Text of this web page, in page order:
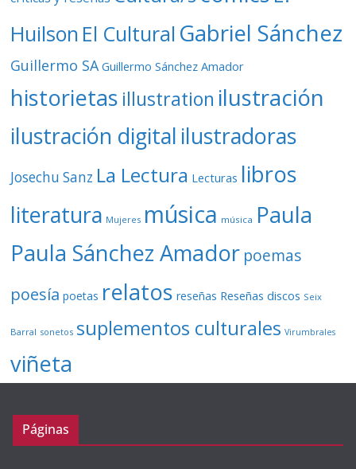
Huilson El Cultural Gabriel Sánchez
Guillermo SA Guillermo Sánchez Amador
historietas illustration ilustración
ilustración digital ilustradoras
Josechu Sanz La Lectura Lecturas libros
literatura Mujeres música música Paula
Paula Sánchez Amador poemas
poesía poetas relatos reseñas Reseñas discos Seix
Barral sonetos suplementos culturales Virumbrales
viñeta
Páginas